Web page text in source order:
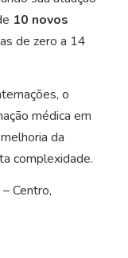
10 novos
de zero a 14
o
médica em
da
complexidade.
Centro,